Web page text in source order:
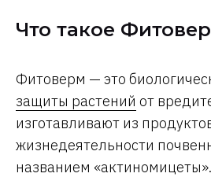
Что такое
Фитоверм — это
защиты растений от
изготавливают из
жизнедеятельности
названием